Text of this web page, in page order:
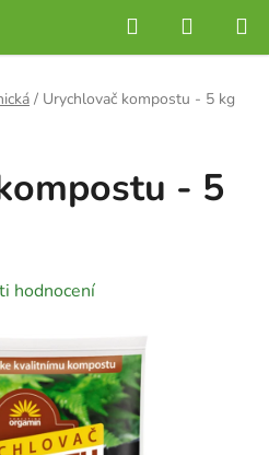
Hledat
KOŠÍK
/ Urychlovač kompostu - 5 kg
- 5
hodnocení